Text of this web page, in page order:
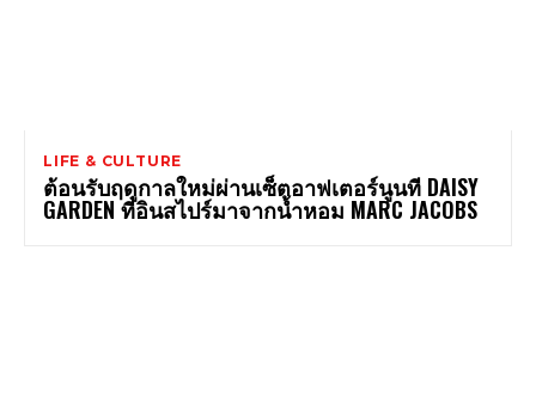
LIFE & CULTURE
ต้อนรับฤดูกาลใหม่ผ่านเซ็ตอาฟเตอร์นูนที DAISY
GARDEN ที่อินสไปร์มาจากน้ำหอม MARC JACOBS